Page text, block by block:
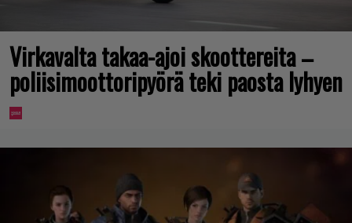
Virkavalta takaa-ajoi skoottereita –
poliisimoottoripyörä teki paosta lyhyen